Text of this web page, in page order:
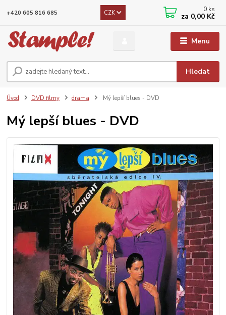
Menu
CZK
Hledat
+420 605 816 685 0 ks
za 0,00 Kč
Úvod DVD filmy drama Mý lepší blues - DVD
Mý lepší blues - DVD